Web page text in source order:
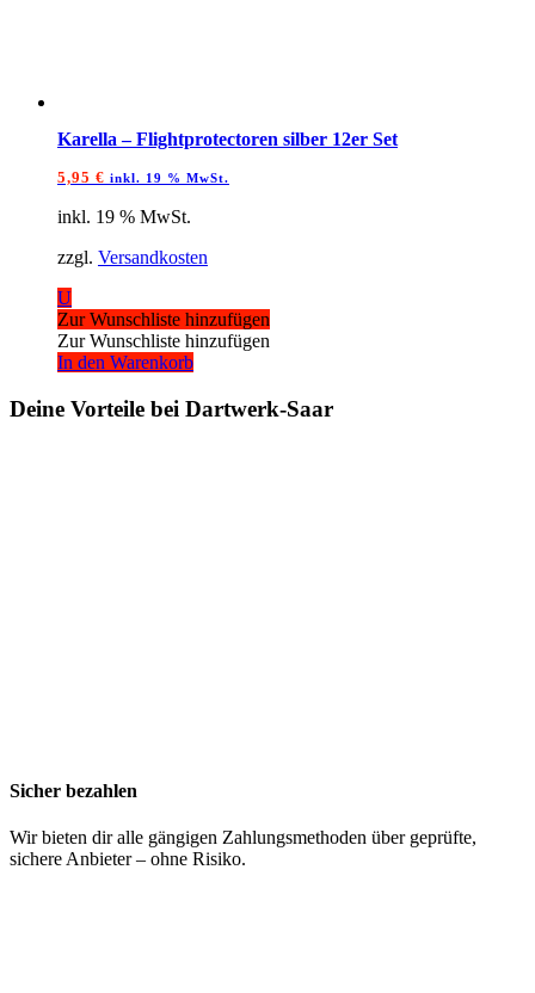
Karella – Flightprotectoren silber 12er Set
5,95 € inkl. 19 % MwSt.
inkl. 19 % MwSt.
zzgl. Versandkosten
U
Zur Wunschliste hinzufügen
Zur Wunschliste hinzufügen
In den Warenkorb
Deine Vorteile bei Dartwerk-Saar
Sicher bezahlen
Wir bieten dir alle gängigen Zahlungsmethoden über geprüfte,
sichere Anbieter – ohne Risiko.